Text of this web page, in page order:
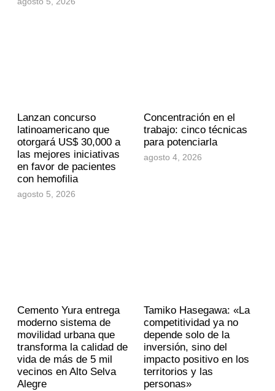
Lanzan concurso
latinoamericano que
otorgará US$ 30,000 a
las mejores iniciativas
en favor de pacientes
con hemofilia
agosto 5, 2026
Concentración en el
trabajo: cinco técnicas
para potenciarla
agosto 4, 2026
Cemento Yura entrega
moderno sistema de
movilidad urbana que
transforma la calidad de
vida de más de 5 mil
vecinos en Alto Selva
Alegre
Tamiko Hasegawa: «La
competitividad ya no
depende solo de la
inversión, sino del
impacto positivo en los
territorios y las
personas»